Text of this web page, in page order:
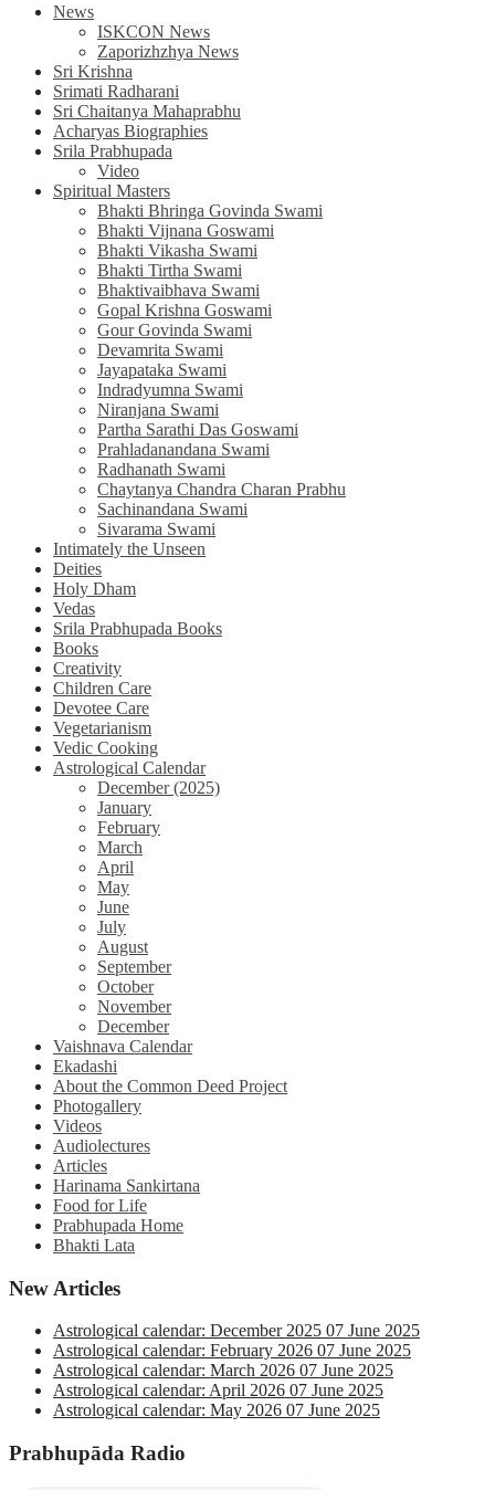
News
ISKCON News
Zaporizhzhya News
Sri Krishna
Srimati Radharani
Sri Chaitanya Mahaprabhu
Acharyas Biographies
Srila Prabhupada
Video
Spiritual Masters
Bhakti Bhringa Govinda Swami
Bhakti Vijnana Goswami
Bhakti Vikasha Swami
Bhakti Tirtha Swami
Bhaktivaibhava Swami
Gopal Krishna Goswami
Gour Govinda Swami
Devamrita Swami
Jayapataka Swami
Indradyumna Swami
Niranjana Swami
Partha Sarathi Das Goswami
Prahladanandana Swami
Radhanath Swami
Chaytanya Chandra Charan Prabhu
Sachinandana Swami
Sivarama Swami
Intimately the Unseen
Deities
Holy Dham
Vedas
Srila Prabhupada Books
Books
Creativity
Children Care
Devotee Care
Vegetarianism
Vedic Cooking
Astrological Calendar
December (2025)
January
February
March
April
May
June
July
August
September
October
November
December
Vaishnava Calendar
Ekadashi
About the Common Deed Project
Photogallery
Videos
Audiolectures
Articles
Harinama Sankirtana
Food for Life
Prabhupada Home
Bhakti Lata
New Articles
Astrological calendar: December 2025 07 June 2025
Astrological calendar: February 2026 07 June 2025
Astrological calendar: March 2026 07 June 2025
Astrological calendar: April 2026 07 June 2025
Astrological calendar: May 2026 07 June 2025
Prabhupāda Radio